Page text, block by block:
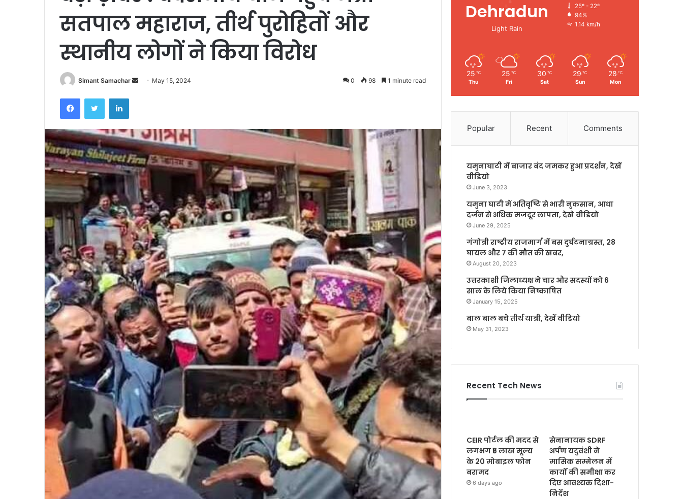
सतपाल महाराज, तीर्थ पुरोहितों और
स्थानीय लोगों ने किया विरोध
Simant Samachar
a
n
e
m
a
i
l
May 15, 2024 0 98 1 minute read
Dehradun
Light Rain
25º - 22º
94%
1.14 km/h
25 ℃
Thu
25 ℃
Fri
30 ℃
Sat
29 ℃
Sun
28 ℃
Mon
Popular Recent Comments
यमुनाघाटी में बाजार बंद जमकर हुआ प्रदर्शन, देखें
वीडियो
June 3, 2023
यमुना घाटी में अतिवृष्टि से भारी नुकसान, आधा
दर्जन से अधिक मजदूर लापता, देखे वीडियो
June 29, 2025
गंगोत्री राष्ट्रीय राजमार्ग में बस दुर्घटनाग्रस्त, 28
घायल और 7 की मौत की खबर,
August 20, 2023
उत्तरकाशी जिलाध्यक्ष ने चार और सदस्यों को 6
साल के लिये किया निष्काषित
January 15, 2025
बाल बाल बचे तीर्थ यात्री, देखें वीडियो
May 31, 2023
Recent Tech News
CEIR पोर्टल की मदद से
लगभग ₹5 लाख मूल्य
के 20 मोबाइल फोन
बरामद
6 days ago
सेनानायक SDRF
अर्पण यदुवंशी ने
मासिक सम्मेलन में
कार्यों की समीक्षा कर
दिए आवश्यक दिशा-
निर्देश